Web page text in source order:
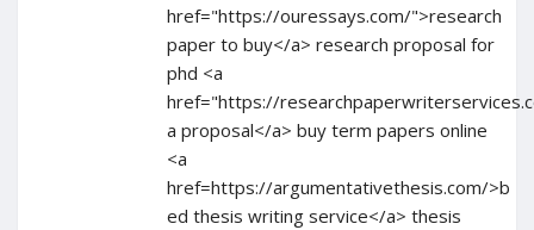
href="https://ouressays.com/">research
paper to buy</a> research proposal for
phd <a
href="https://
a proposal</a> buy term papers online
<a
href=https://argumentativethesis.com/>b
ed thesis writing service</a> thesis